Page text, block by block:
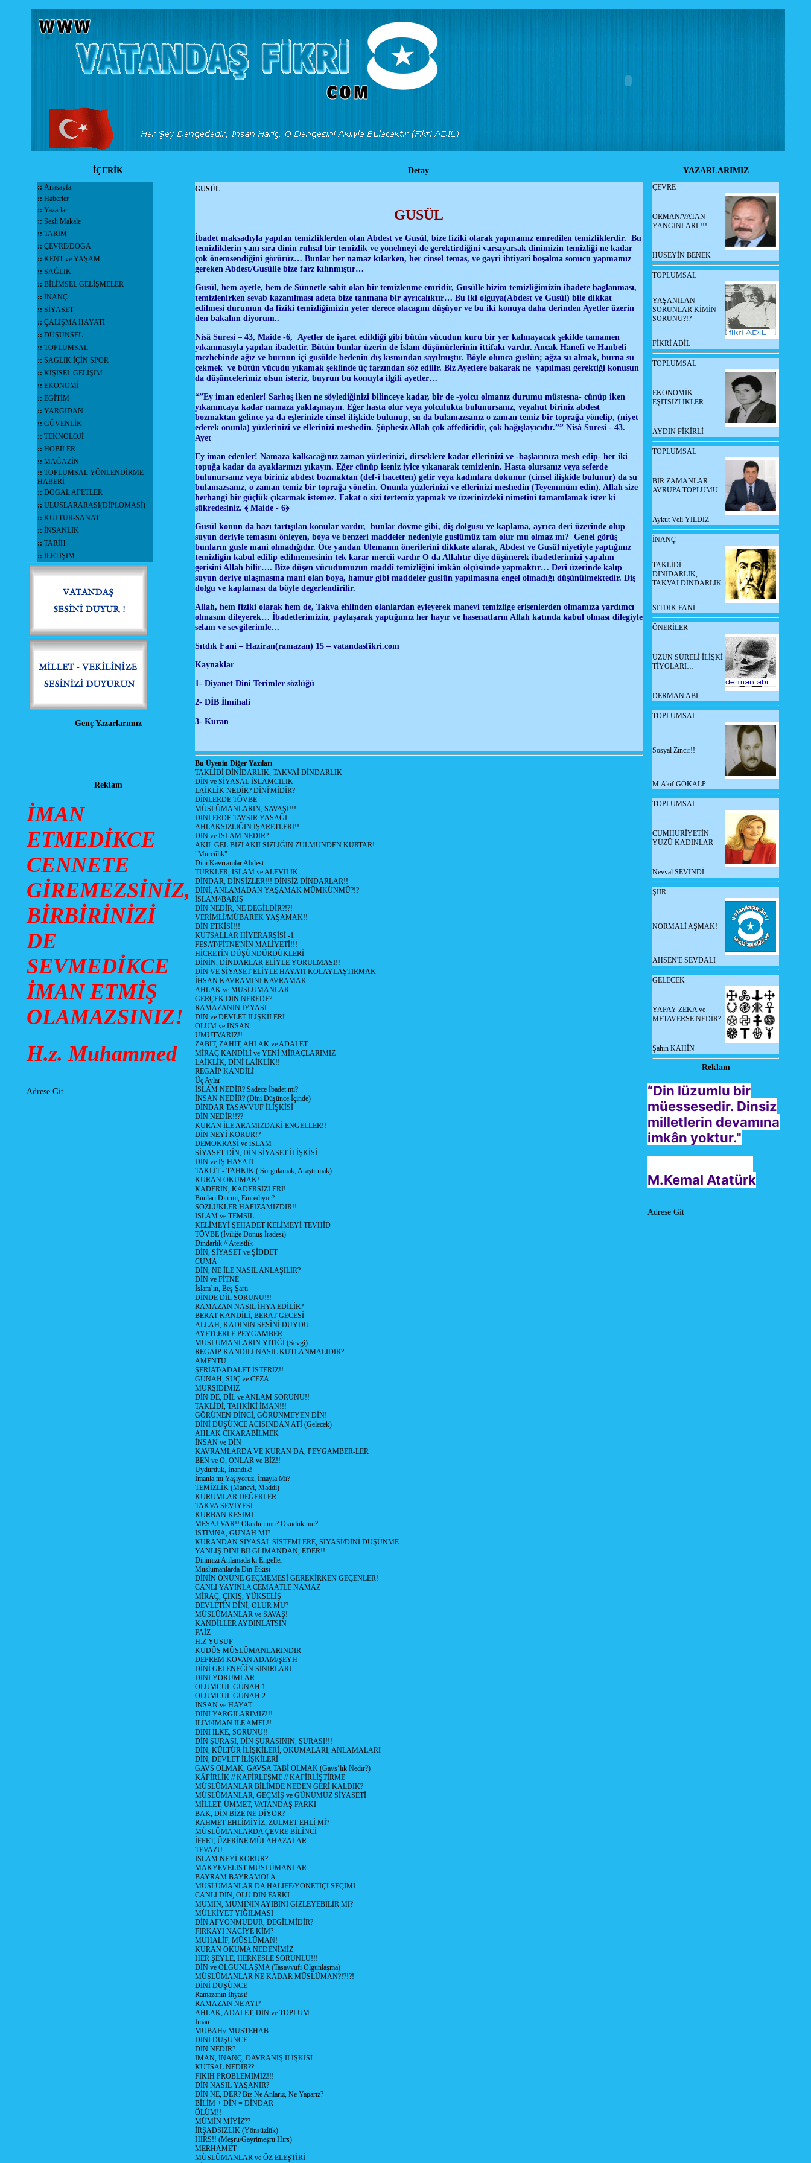
İÇERİK Detay YAZARLARIMIZ
:: Anasayfa
:: Haberler
:: Yazarlar
:: Sesli Makale
:: TARIM
:: ÇEVRE/DOGA
:: KENT ve YAŞAM
:: SAĞLIK
:: BİLİMSEL GELİŞMELER
:: İNANÇ
:: SİYASET
:: ÇALIŞMA HAYATI
:: DÜŞÜNSEL
:: TOPLUMSAL
:: SAGLIK İÇİN SPOR
:: KİŞİSEL GELİŞİM
:: EKONOMİ
:: EGİTİM
:: YARGIDAN
:: GÜVENLİK
:: TEKNOLOJİ
:: HOBİLER
:: MAĞAZİN
:: TOPLUMSAL YÖNLENDİRME
HABERİ
:: DOGAL AFETLER
:: ULUSLARARASI(DİPLOMASİ)
:: KÜLTÜR-SANAT
:: İNSANLIK
:: TARİH
:: İLETİŞİM
Genç Yazarlarımız
Reklam
İMAN
ETMEDİKCE
CENNETE
GİREMEZSİNİZ,
BİRBİRİNİZİ
DE
SEVMEDİKCE
İMAN ETMİŞ
OLAMAZSINIZ!
H.z. Muhammed
Adrese Git
GUSÜL
GUSÜL
İbadet maksadıyla yapılan temizliklerden olan Abdest ve Gusül, bize fiziki olarak yapmamız emredilen temizliklerdir. Bu
temizliklerin yanı sıra dinin ruhsal bir temizlik ve yönelmeyi de gerektirdiğini varsayarsak dinimizin temizliği ne kadar
çok önemsendiğini görürüz… Bunlar her namaz kılarken, her cinsel temas, ve gayri ihtiyari boşalma sonucu yapmamız
gereken Abdest/Gusülle bize farz kılınmıştır…
Gusül, hem ayetle, hem de Sünnetle sabit olan bir temizlenme emridir, Gusülle bizim temizliğimizin ibadete baglanması,
temizlenirken sevab kazanılması adeta bize tanınana bir ayrıcalıktır… Bu iki olguya(Abdest ve Gusül) bile dikkat
edilmesi durumun da fiziki temizliğimizin yeter derece olacagını düşüyor ve bu iki konuya daha derinden Ayetler üzerin
den bakalım diyorum..
Nisâ Suresi – 43, Maide -6, Ayetler de işaret edildiği gibi bütün vücudun kuru bir yer kalmayacak şekilde tamamen
yıkanmasıyla yapılan ibadettir. Bütün bunlar üzerin de İslam düşünürlerinin ittifakı vardır. Ancak Hanefî ve Hanbelî
mezhebinde ağız ve burnun içi gusülde bedenin dış kısmından sayılmıştır. Böyle olunca guslün; ağza su almak, burna su
çekmek ve bütün vücudu yıkamak şeklinde üç farzından söz edilir. Biz Ayetlere bakarak ne yapılması gerektiği konusun
da düşüncelerimiz olsun isteriz, buyrun bu konuyla ilgili ayetler…
“”Ey iman edenler! Sarhoş iken ne söylediğinizi bilinceye kadar, bir de -yolcu olmanız durumu müstesna- cünüp iken
yıkanıncaya kadar namaza yaklaşmayın. Eğer hasta olur veya yolculukta bulunursanız, veyahut biriniz abdest
bozmaktan gelince ya da eşlerinizle cinsel ilişkide bulunup, su da bulamazsanız o zaman temiz bir toprağa yönelip, (niyet
ederek onunla) yüzlerinizi ve ellerinizi meshedin. Şüphesiz Allah çok affedicidir, çok bağışlayıcıdır.”” Nisâ Suresi - 43.
Ayet
Ey iman edenler! Namaza kalkacağınız zaman yüzlerinizi, dirseklere kadar ellerinizi ve -başlarınıza mesh edip- her iki
topuğa kadar da ayaklarınızı yıkayın. Eğer cünüp iseniz iyice yıkanarak temizlenin. Hasta olursanız veya seferde
bulunursanız veya biriniz abdest bozmaktan (def-i hacetten) gelir veya kadınlara dokunur (cinsel ilişkide bulunur) da su
bulamazsanız, o zaman temiz bir toprağa yönelin. Onunla yüzlerinizi ve ellerinizi meshedin (Teyemmüm edin). Allah size
herhangi bir güçlük çıkarmak istemez. Fakat o sizi tertemiz yapmak ve üzerinizdeki nimetini tamamlamak ister ki
şükredesiniz. ﴾ Maide - 6﴿
Gusül konun da bazı tartışılan konular vardır, bunlar dövme gibi, diş dolgusu ve kaplama, ayrıca deri üzerinde olup
suyun deriyle temasını önleyen, boya ve benzeri maddeler nedeniyle guslümüz tam olur mu olmaz mı? Genel görüş
bunların gusle mani olmadığıdır. Öte yandan Ulemanın önerilerini dikkate alarak, Abdest ve Gusül niyetiyle yaptığınız
temizligin kabul edilip edilmemesinin tek karar mercii vardır O da Allahtır diye düşünerek ibadetlerimizi yapalım
gerisini Allah bilir…. Bize düşen vücudumuzun maddî temizliğini imkân ölçüsünde yapmaktır… Deri üzerinde kalıp
suyun deriye ulaşmasına mani olan boya, hamur gibi maddeler guslün yapılmasına engel olmadığı düşünülmektedir. Diş
dolgu ve kaplaması da böyle degerlendirilir.
Allah, hem fiziki olarak hem de, Takva ehlinden olanlardan eyleyerek manevi temizlige erişenlerden olmamıza yardımcı
olmasını dileyerek… İbadetlerimizin, paylaşarak yaptığımız her hayır ve hasenatların Allah katında kabul olması dilegiyle
selam ve sevgilerimle…
Sıtdık Fani – Haziran(ramazan) 15 – vatandasfikri.com
Kaynaklar
1- Diyanet Dini Terimler sözlüğü
2- DİB İlmihali
3- Kuran
Bu Üyenin Diğer Yazıları
TAKLİDİ DİNİDARLIK, TAKVAİ DİNDARLIK
DİN ve SİYASAL İSLAMCILIK
LAİKLİK NEDİR? DİNİ'MİDİR?
DİNLERDE TÖVBE
MÜSLÜMANLARIN, SAVAŞI!!!
DİNLERDE TAVSİR YASAĞI
AHLAKSIZLIĞIN İŞARETLERİ!!
DİN ve İSLAM NEDİR?
AKIL GEL BİZİ AKILSIZLIĞIN ZULMÜNDEN KURTAR!
"Mürciîlik"
Dini Kavrramlar Abdest
TÜRKLER, İSLAM ve ALEVİLİK
DİNDAR, DİNSİZLER!!! DİNSİZ DİNDARLAR!!
DİNİ, ANLAMADAN YAŞAMAK MÜMKÜNMÜ?!?
İSLAM//BARIŞ
DİN NEDİR, NE DEGİLDİR?!?!
VERİMLİ/MÜBAREK YAŞAMAK!!
DİN ETKİSİ!!!
KUTSALLAR HİYERARŞİSİ -1
FESAT/FİTNE'NİN MALİYETİ!!!
HİCRETİN DÜŞÜNDÜRDÜKLERİ
DİNİN, DİNDARLAR ELİYLE YORULMASI!!
DİN VE SİYASET ELİYLE HAYATI KOLAYLAŞTIRMAK
İHSAN KAVRAMINI KAVRAMAK
AHLAK ve MÜSLÜMANLAR
GERÇEK DİN NEREDE?
RAMAZANIN İYYASI
DİN ve DEVLET İLİŞKİLERİ
ÖLÜM ve İNSAN
UMUTVARIZ!!
ZABİT, ZAHİT, AHLAK ve ADALET
MİRAÇ KANDİLİ ve YENİ MİRAÇLARIMIZ
LAİKLİK, DİNİ LAİKLİK!!
REGAİP KANDİLİ
Üç Aylar
İSLAM NEDİR? Sadece İbadet mi?
İNSAN NEDİR? (Dini Düşünce İçinde)
DİNDAR TASAVVUF İLİŞKİSİ
DİN NEDİR!!??
KURAN İLE ARAMIZDAKİ ENGELLER!!
DİN NEYİ KORUR!?
DEMOKRASİ ve iSLAM
SİYASET DİN, DİN SİYASET İLİŞKİSİ
DİN ve İŞ HAYATI
TAKLİT - TAHKİK ( Sorgulamak, Araştırmak)
KURAN OKUMAK!
KADERİN, KADERSİZLERİ!
Bunları Din mi, Emrediyor?
SÖZLÜKLER HAFIZAMIZDIR!!
İSLAM ve TEMSİL
KELİMEYİ ŞEHADET KELİMEYİ TEVHİD
TÖVBE (İyiliğe Dönüş İradesi)
Dindarlık // Ateistlik
DİN, SİYASET ve ŞİDDET
CUMA
DİN, NE İLE NASIL ANLAŞILIR?
DİN ve FİTNE
İslam’ın, Beş Şartı
DİNDE DİL SORUNU!!!
RAMAZAN NASIL İHYA EDİLİR?
BERAT KANDİLİ, BERAT GECESİ
ALLAH, KADININ SESİNİ DUYDU
AYETLERLE PEYGAMBER
MÜSLÜMANLARIN YİTİĞİ (Sevgi)
REGAİP KANDİLİ NASIL KUTLANMALIDIR?
AMENTÜ
ŞERİAT/ADALET İSTERİZ!!
GÜNAH, SUÇ ve CEZA
MÜRŞİDİMİZ
DİN DE, DİL ve ANLAM SORUNU!!
TAKLİDİ, TAHKİKİ İMAN!!!
GÖRÜNEN DİNCİ, GÖRÜNMEYEN DİN!
DİNİ DÜŞÜNCE ACISINDAN ATİ (Gelecek)
AHLAK CIKARABİLMEK
İNSAN ve DİN
KAVRAMLARDA VE KURAN DA, PEYGAMBER-LER
BEN ve O, ONLAR ve BİZ!!
Uydurduk, İnandık!
İmanla mı Yaşıyoruz, İmayla Mı?
TEMİZLİK (Manevi, Maddi)
KURUMLAR DEĞERLER
TAKVA SEVİYESİ
KURBAN KESİMİ
MESAJ VAR!! Okudun mu? Okuduk mu?
İSTİMNA, GÜNAH MI?
KURANDAN SİYASAL SİSTEMLERE, SİYASİ/DİNİ DÜŞÜNME
YANLIŞ DİNİ BİLGİ İMANDAN, EDER!!
Dinimizi Anlamada ki Engeller
Müslümanlarda Din Etkisi
DİNİN ÖNÜNE GEÇMEMESİ GEREKİRKEN GEÇENLER!
CANLI YAYINLA CEMAATLE NAMAZ
MİRAÇ, ÇIKIŞ, YÜKSELİŞ
DEVLETİN DİNİ, OLUR MU?
MÜSLÜMANLAR ve SAVAŞ!
KANDİLLER AYDINLATSIN
FAİZ
H.Z YUSUF
KUDÜS MÜSLÜMANLARINDIR
DEPREM KOVAN ADAM/ŞEYH
DİNİ GELENEĞİN SINIRLARI
DİNİ YORUMLAR
ÖLÜMCÜL GÜNAH 1
ÖLÜMCÜL GÜNAH 2
İNSAN ve HAYAT
DİNİ YARGILARIMIZ!!!
İLİM/İMAN İLE AMEL!!
DİNİ İLKE, SORUNU!!
DİN ŞURASI, DİN ŞURASININ, ŞURASI!!!
DİN, KÜLTÜR İLİŞKİLERİ, OKUMALARI, ANLAMALARI
DİN, DEVLET İLİŞKİLERİ
GAVS OLMAK, GAVSA TABİ OLMAK (Gavs’lık Nedir?)
KÂFİRLİK // KAFİRLEŞME // KAFİRLİŞTİRME
MÜSLÜMANLAR BİLİMDE NEDEN GERİ KALDIK?
MÜSLÜMANLAR, GEÇMİŞ ve GÜNÜMÜZ SİYASETİ
MİLLET, ÜMMET, VATANDAŞ FARKI
BAK, DİN BİZE NE DİYOR?
RAHMET EHLİMİYİZ, ZULMET EHLİ Mİ?
MÜSLÜMANLARDA ÇEVRE BİLİNCİ
İFFET, ÜZERİNE MÜLAHAZALAR
TEVAZU
İSLAM NEYİ KORUR?
MAKYEVELİST MÜSLÜMANLAR
BAYRAM BAYRAMOLA
MÜSLÜMANLAR DA HALİFE/YÖNETİÇİ SEÇİMİ
CANLI DİN, ÖLÜ DİN FARKI
MÜMİN, MÜMİNİN AYIBINI GİZLEYEBİLİR Mİ?
MÜLKİYET YIĞILMASI
DİN AFYONMUDUR, DEGİLMİDİR?
FIRKAYI NACİYE KİM?
MUHALİF, MÜSLÜMAN!
KURAN OKUMA NEDENİMİZ
HER ŞEYLE, HERKESLE SORUNLU!!!
DİN ve OLGUNLAŞMA (Tasavvufi Olgunlaşma)
MÜSLÜMANLAR NE KADAR MÜSLÜMAN?!?!?!
DİNİ DÜŞÜNCE
Ramazanın İhyası!
RAMAZAN NE AYI?
AHLAK, ADALET, DİN ve TOPLUM
İman
MUBAH// MÜSTEHAB
DİNİ DÜŞÜNCE
DİN NEDİR?
İMAN, İNANÇ, DAVRANIŞ İLİŞKİSİ
KUTSAL NEDİR??
FIKIH PROBLEMİMİZ!!!
DİN NASIL YAŞANIR?
DİN NE, DER? Biz Ne Anlarız, Ne Yaparız?
BİLİM + DİN = DİNDAR
ÖLÜM!!
MÜMİN MİYİZ??
İRŞADSIZLIK (Yönsüzlük)
HIRS!! (Meşru/Gayrimeşru Hırs)
MERHAMET
MÜSLÜMANLAR ve ÖZ ELEŞTİRİ
ÇEVRE
ORMAN/VATAN
YANGINLARI !!!
HÜSEYİN BENEK
TOPLUMSAL
YAŞANILAN
SORUNLAR KİMİN
SORUNU?!?
FİKRİ ADİL
TOPLUMSAL
EKONOMİK
EŞİTSİZLİKLER
AYDIN FİKİRLİ
TOPLUMSAL
BİR ZAMANLAR
AVRUPA TOPLUMU
Aykut Veli YILDIZ
İNANÇ
TAKLİDİ
DİNİDARLIK,
TAKVAİ DİNDARLIK
SITDIK FANİ
ÖNERİLER
UZUN SÜRELİ İLİŞKİ
TİYOLARI…
DERMAN ABİ
TOPLUMSAL
Sosyal Zincir!!
M.Akif GÖKALP
TOPLUMSAL
CUMHURİYETİN
YÜZÜ KADINLAR
Nevval SEVİNDİ
ŞİİR
NORMALİ AŞMAK!
AHSEN'E SEVDALI
GELECEK
YAPAY ZEKA ve
METAVERSE NEDİR?
Şahin KAHİN
Reklam
“Din lüzumlu bir
müessesedir. Dinsiz
milletlerin devamına
imkân yoktur."
M.Kemal Atatürk
Adrese Git